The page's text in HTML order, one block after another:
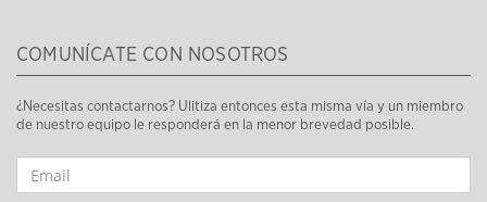
COMUNÍCATE CON NOSOTROS
¿Necesitas contactarnos? Ulitiza entonces esta misma vía y un miembro
de nuestro equipo le responderá en la menor brevedad posible.